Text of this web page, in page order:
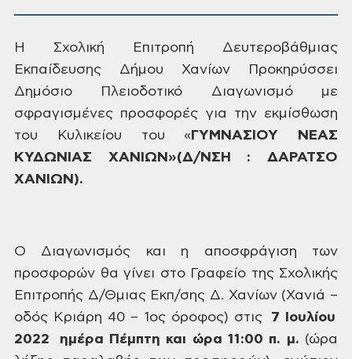
Η Σχολική Επιτροπή Δευτεροβάθμιας
Εκπαίδευσης Δήμου Χανίων Προκηρύσσει
Δημόσιο Πλειοδοτικό Διαγωνισμό με
σφραγισμένες προσφορές για την εκμίσθωση
του Κυλικείου του « ΓΥΜΝΑΣΙΟΥ ΝΕΑΣ
ΚΥΔΩΝΙΑΣ ΧΑΝΙΩΝ»(Δ/ΝΣΗ
: ΔΑΡΑΤΣΟ
ΧΑΝΙΩΝ).
Ο Διαγωνισμός και η αποσφράγιση των
προσφορών θα γίνει στοΓραφείο της Σχολικής
Επιτροπής Δ/Θμιας Εκπ/σης Δ. Χανίων (Χανιά –
οδός Κριάρη 40 – 1ος όροφος) στις
7 Ιουλίου
2022
ημέρα Πέμπτη και ώρα 11 :00 π. μ. (ώρα